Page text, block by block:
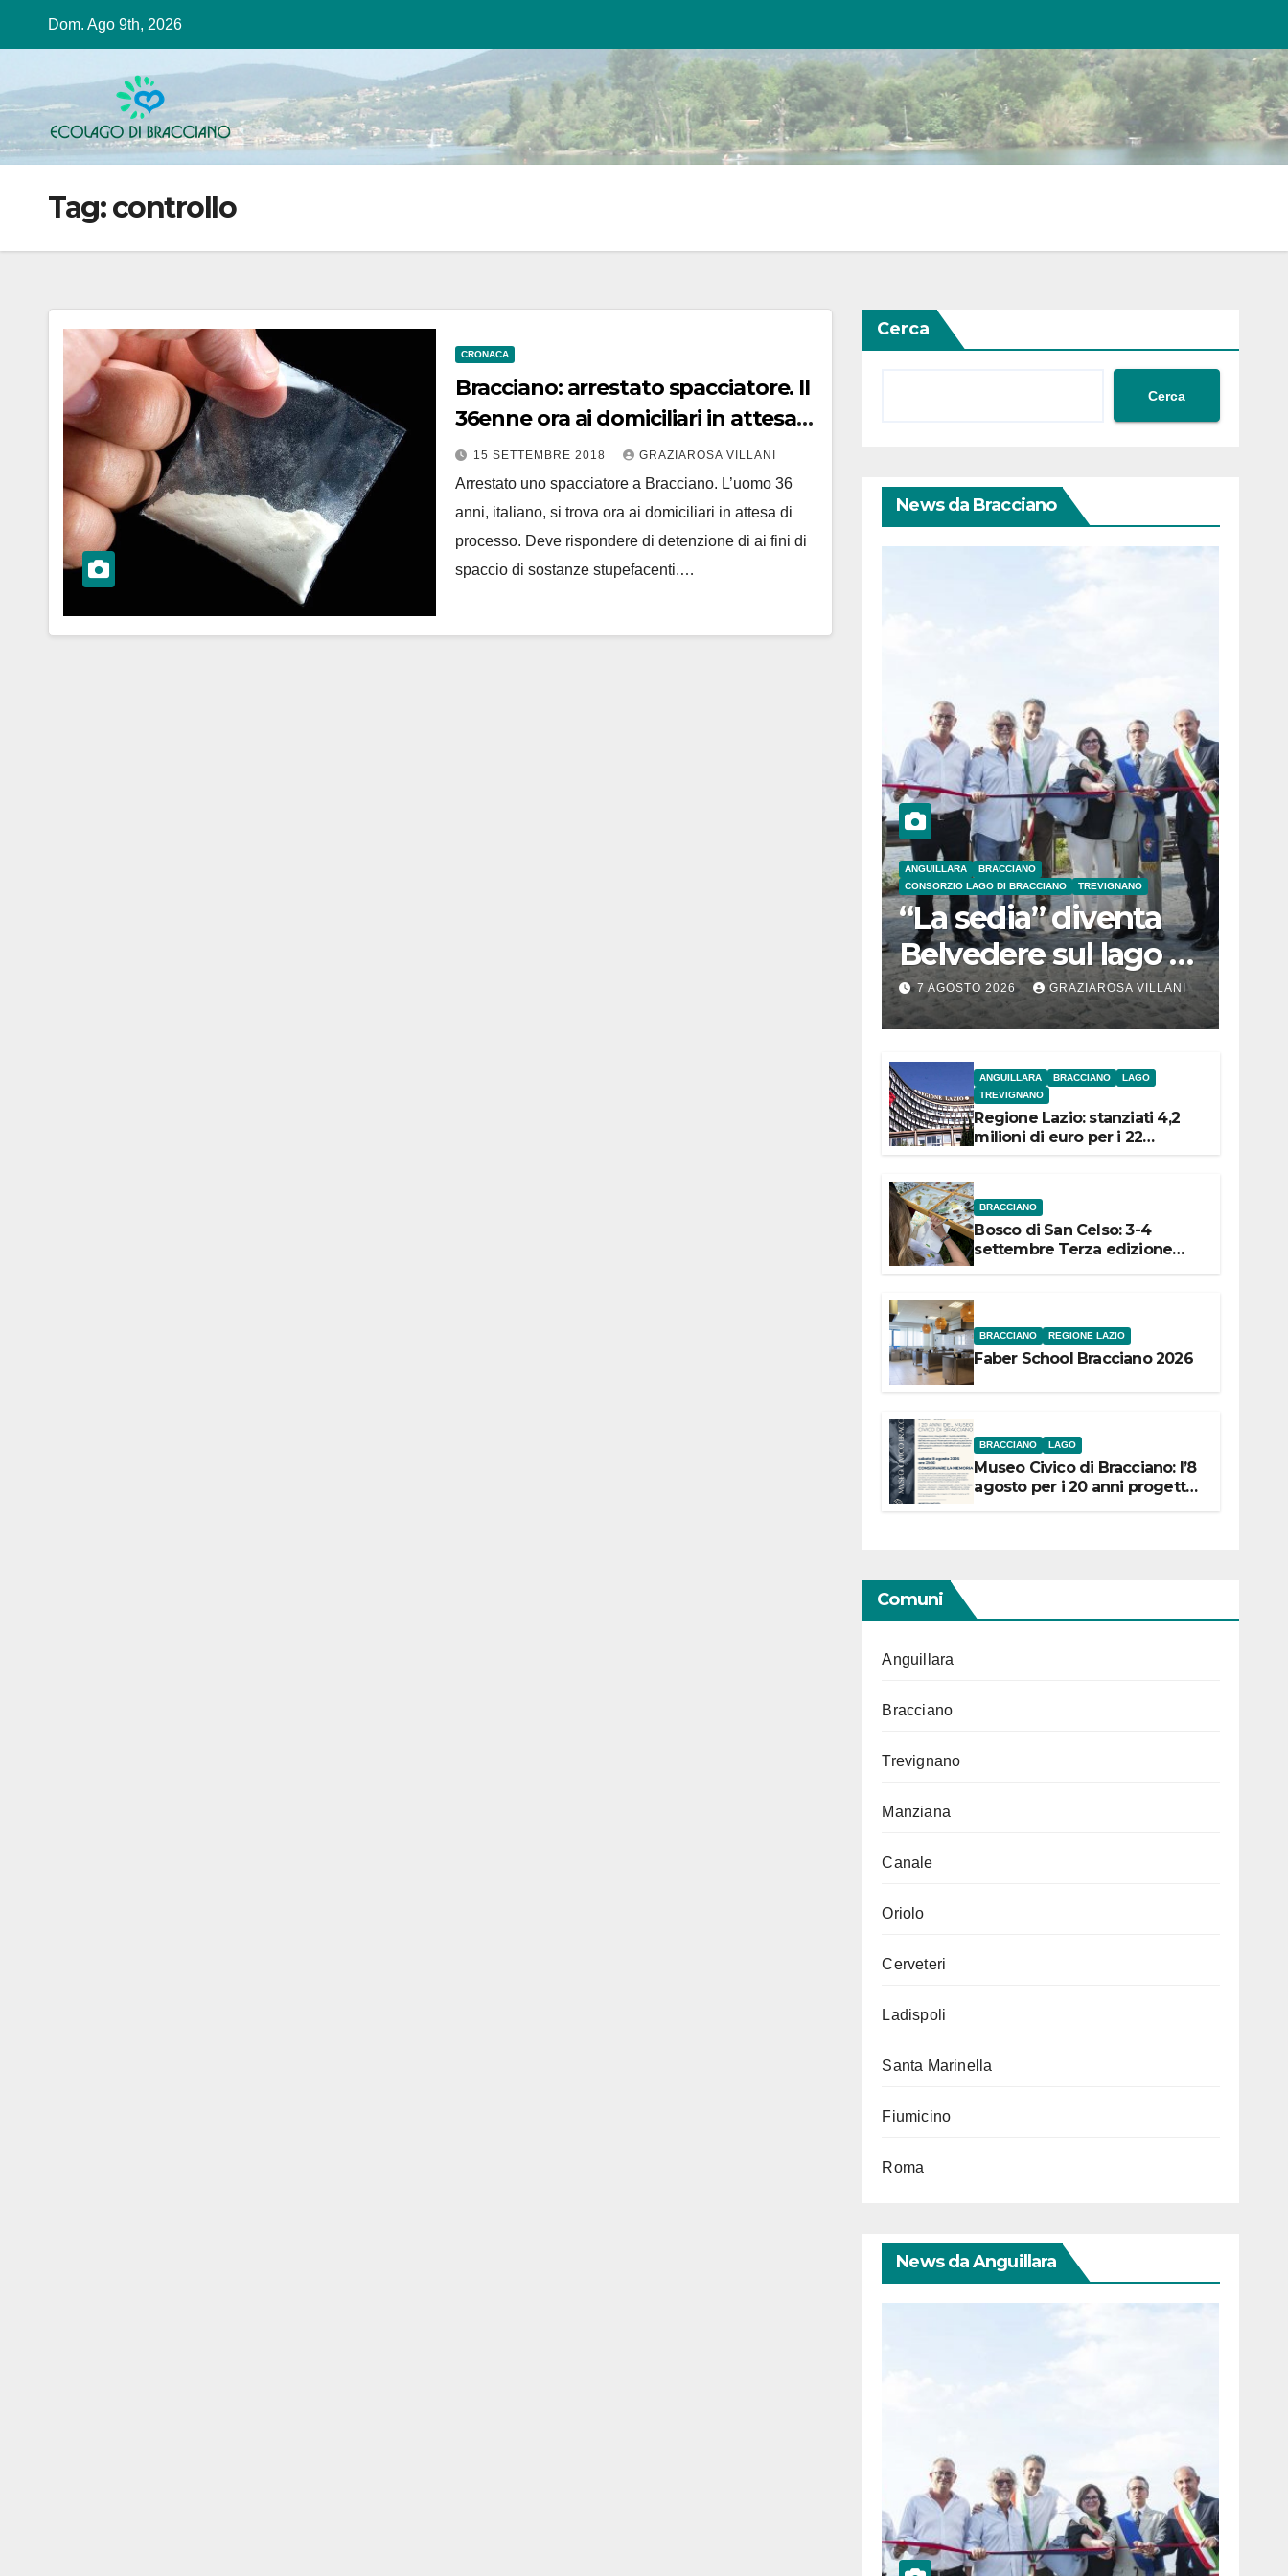
Dom. Ago 9th, 2026
Tag:controllo
CRONACA
Bracciano: arrestato spacciatore. Il
36enne ora ai domiciliari in attesa
di processo
15 SETTEMBRE 2018 GRAZIAROSA VILLANI
Arrestato uno spacciatore a Bracciano. L’uomo 36
anni, italiano, si trova ora ai domiciliari in attesa di
processo. Deve rispondere di detenzione di ai fini di
spaccio di sostanze stupefacenti.…
Cerca
Cerca
News da Bracciano
ANGUILLARA
BRACCIANO
CONSORZIO LAGO DI BRACCIANO
TREVIGNANO
“La sedia” diventa
Belvedere sul lago di
Bracciano: ieri
l’inaugurazione
7 AGOSTO 2026 GRAZIAROSA VILLANI
ANGUILLARA BRACCIANO
LAGO
TREVIGNANO
Regione Lazio: stanziati 4,2
milioni di euro per i 22
BRACCIANO
Bosco di San Celso: 3-4
settembre Terza edizione
BRACCIANO REGIONE LAZIO
Faber School Bracciano 2026
BRACCIANO LAGO
Museo Civico di Bracciano: l’8
agosto per i 20 anni progetto
Comuni
Anguillara
Bracciano
Trevignano
Manziana
Canale
Oriolo
Cerveteri
Ladispoli
Santa Marinella
Fiumicino
Roma
News da Anguillara